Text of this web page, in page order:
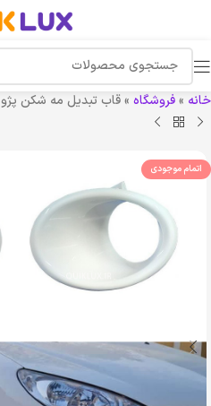
خانه »فروشگاه »قاب تبدیل مه شکن پژو 206 به طرح 207 – سفید
اتمام موجودی